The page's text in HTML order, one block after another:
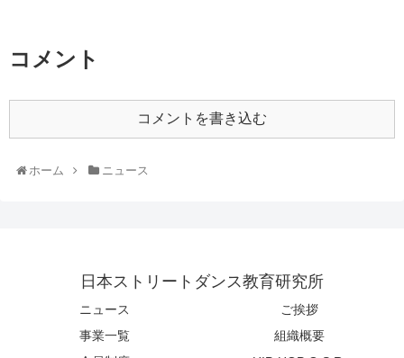
コメント
コメントを書き込む
ホーム ニュース
日本ストリートダンス教育研究所
ニュース
ご挨拶
事業一覧
組織概要